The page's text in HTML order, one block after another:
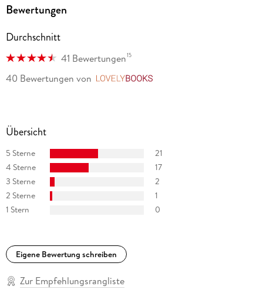
Künstlerhaushalt mit vielen Tieren, der Lehrzeit zur
Handbuchbinderin und einem prägenden Wanderjahr bei
sowie Buchrestauratorin.
Bewertungen
Durchschnitt
41 Bewertungen15
40 Bewertungen von
Übersicht
5 Sterne
21
4 Sterne
17
3 Sterne
2
2 Sterne
1
1 Stern
0
Eigene Bewertung schreiben
Zur Empfehlungsrangliste